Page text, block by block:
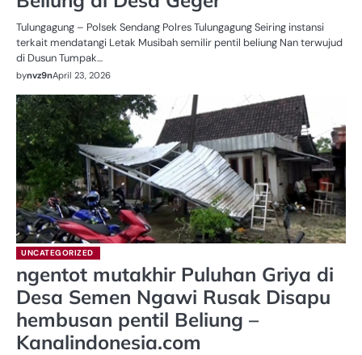
Tulungagung – Polsek Sendang Polres Tulungagung Seiring instansi
terkait mendatangi Letak Musibah semilir pentil beliung Nan terwujud
di Dusun Tumpak…
bynvz9nApril 23, 2026
UNCATEGORIZED
ngentot mutakhir Puluhan Griya di
Desa Semen Ngawi Rusak Disapu
hembusan pentil Beliung –
Kanalindonesia.com